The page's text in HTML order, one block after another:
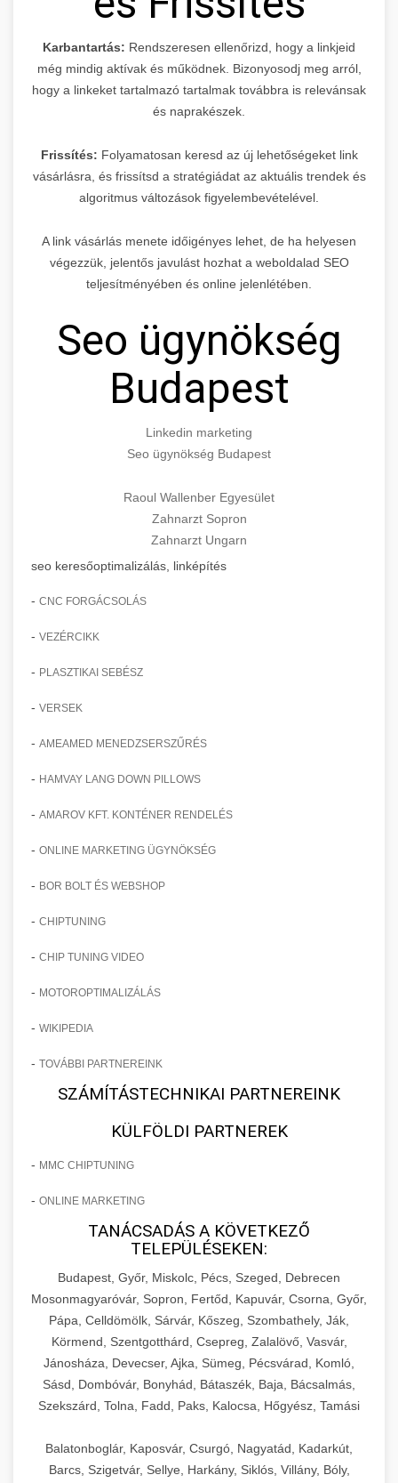
Karbantartás: Rendszeresen ellenőrizd, hogy a linkjeid
még mindig aktívak és működnek. Bizonyosodj meg arról,
hogy a linkeket tartalmazó tartalmak továbbra is relevánsak
és naprakészek.
Frissítés: Folyamatosan keresd az új lehetőségeket link
vásárlásra, és frissítsd a stratégiádat az aktuális trendek és
algoritmus változások figyelembevételével.
A link vásárlás menete időigényes lehet, de ha helyesen
végezzük, jelentős javulást hozhat a weboldalad SEO
teljesítményében és online jelenlétében.
Seo ügynökség
Budapest
Linkedin marketing
Seo ügynökség Budapest
Raoul Wallenber Egyesület
Zahnarzt Sopron
Zahnarzt Ungarn
seo keresőoptimalizálás, linképítés
- CNC FORGÁCSOLÁS
- VEZÉRCIKK
- PLASZTIKAI SEBÉSZ
- VERSEK
- AMEAMED MENEDZSERSZŰRÉS
- HAMVAY LANG DOWN PILLOWS
- AMAROV KFT. KONTÉNER RENDELÉS
- ONLINE MARKETING ÜGYNÖKSÉG
- BOR BOLT ÉS WEBSHOP
- CHIPTUNING
- CHIP TUNING VIDEO
- MOTOROPTIMALIZÁLÁS
- WIKIPEDIA
- TOVÁBBI PARTNEREINK
SZÁMÍTÁSTECHNIKAI PARTNEREINK
KÜLFÖLDI PARTNEREK
- MMC CHIPTUNING
- ONLINE MARKETING
TANÁCSADÁS A KÖVETKEZŐ
TELEPÜLÉSEKEN:
Budapest, Győr, Miskolc, Pécs, Szeged, Debrecen
Mosonmagyaróvár, Sopron, Fertőd, Kapuvár, Csorna, Győr,
Pápa, Celldömölk, Sárvár, Kőszeg, Szombathely, Ják,
Körmend, Szentgotthárd, Csepreg, Zalalövő, Vasvár,
Jánosháza, Devecser, Ajka, Sümeg, Pécsvárad, Komló,
Sásd, Dombóvár, Bonyhád, Bátaszék, Baja, Bácsalmás,
Szekszárd, Tolna, Fadd, Paks, Kalocsa, Hőgyész, Tamási
Balatonboglár, Kaposvár, Csurgó, Nagyatád, Kadarkút,
Barcs, Szigetvár, Sellye, Harkány, Siklós, Villány, Bóly,